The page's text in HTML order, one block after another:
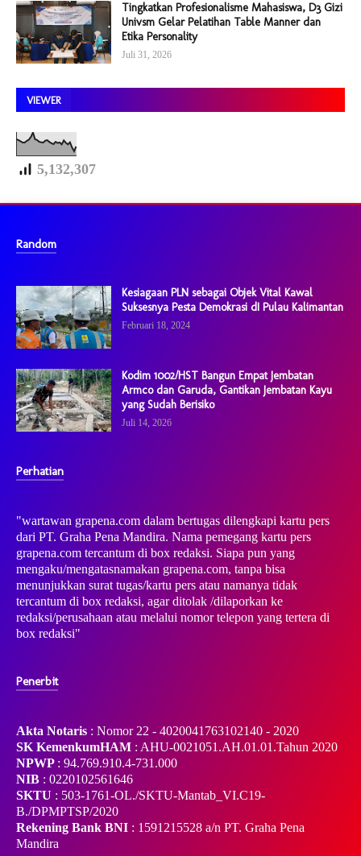
Tingkatkan Profesionalisme Mahasiswa, D3 Gizi
Univsm Gelar Pelatihan Table Manner dan
Etika Personality
Juli 31, 2026
VIEWER
5,132,307
Random
Kesiagaan PLN sebagai Objek Vital Kawal
Suksesnya Pesta Demokrasi dI Pulau Kalimantan
Februari 18, 2024
Kodim 1002/HST Bangun Empat Jembatan
Armco dan Garuda, Gantikan Jembatan Kayu
yang Sudah Berisiko
Juli 14, 2026
Perhatian
"wartawan grapena.com dalam bertugas dilengkapi kartu pers
dari PT. Graha Pena Mandira. Nama pemegang kartu pers
grapena.com tercantum di box redaksi. Siapa pun yang
mengaku/mengatasnamakan grapena.com, tanpa bisa
menunjukkan surat tugas/kartu pers atau namanya tidak
tercantum di box redaksi, agar ditolak /dilaporkan ke
redaksi/perusahaan atau melalui nomor telepon yang tertera di
box redaksi"
Penerbit
Akta Notaris : Nomor 22 - 4020041763102140 - 2020
SK KemenkumHAM : AHU-0021051.AH.01.01.Tahun 2020
NPWP : 94.769.910.4-731.000
NIB : 0220102561646
SKTU : 503-1761-OL./SKTU-Mantab_VI.C19-
B./DPMPTSP/2020
Rekening Bank BNI : 1591215528 a/n PT. Graha Pena
Mandira